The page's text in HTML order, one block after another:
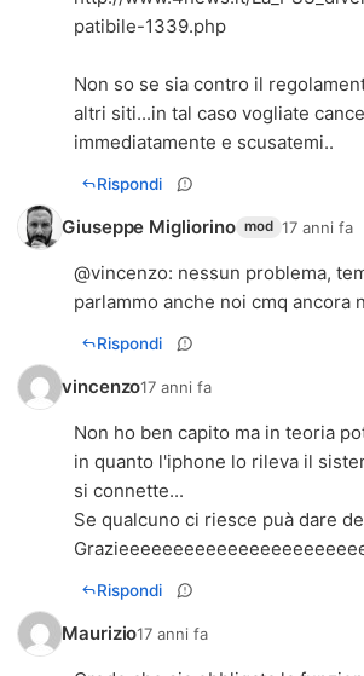
patibile-1339.php
Non so se sia contro il
altri siti...in tal caso vogliate
immediatamente e scusatemi..
Rispondi
Giuseppe Migliorino mod 17 anni fa
@vincenzo: nessun problema,
parlammo anche noi cmq ancora
Rispondi
vincenzo17 anni fa
Non ho ben capito ma in teoria
in quanto l'iphone lo rileva il
si connette...
Se qualcuno ci riesce puà dare
Rispondi
Maurizio17 anni fa